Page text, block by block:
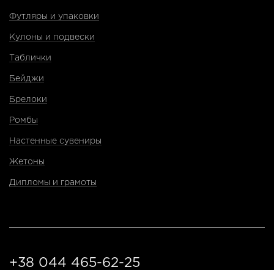
Футляры и упаковки
Кулоны и подвески
Таблички
Бейджи
Брелоки
Ромбы
Настенные сувениры
Жетоны
Дипломы и грамоты
+38 044 465-62-25